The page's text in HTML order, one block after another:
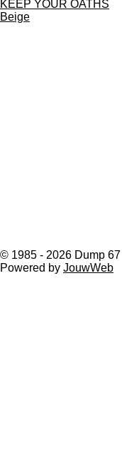
© 1985 - 2026 Dump 67
Powered by JouwWeb